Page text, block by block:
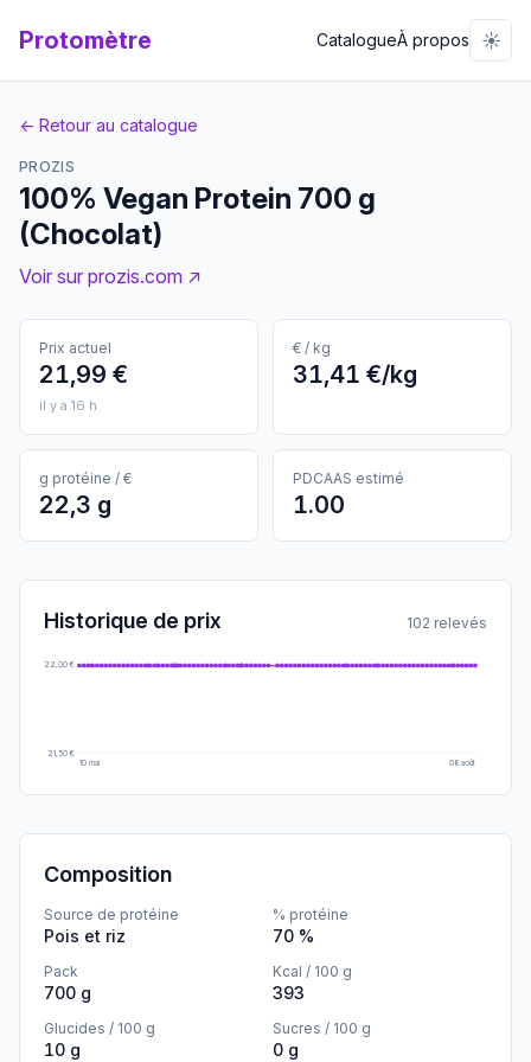
Protomètre CatalogueÀ propos ☀️
← Retour au catalogue
PROZIS
100% Vegan Protein 700 g
(Chocolat)
Voir sur prozis.com ↗
Prix actuel
21,99 €
il y a 16 h
€ / kg
31,41 €/kg
g protéine / €
22,3 g
PDCAAS estimé
1.00
Historique de prix 102 relevés
21,50 €
22,00 €
10 mai 08 août
Composition
Source de protéine
Pois et riz
% protéine
70 %
Pack
700 g
Kcal / 100 g
393
Glucides / 100 g
10 g
Sucres / 100 g
0 g